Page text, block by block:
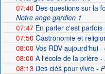
07:40 Des questions sur la
Notre ange gardien 1
07:47En parler c'est parfois
07:50 Gastronomie et
08:00 Vos RDV aujourd'hui-
08:00 A l'école de la prière-
08:13 Des clés pour vivre-